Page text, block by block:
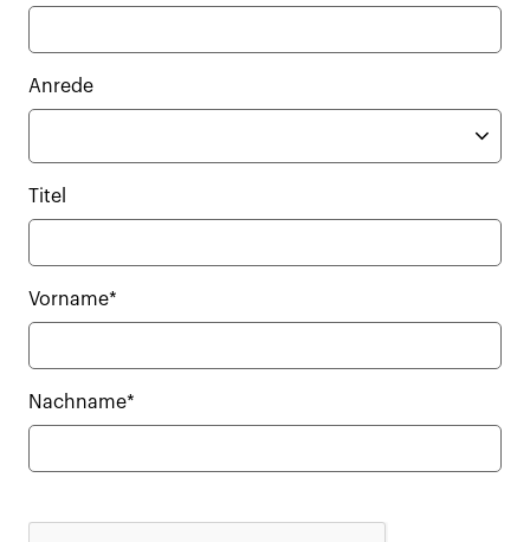
Anrede
Titel
Vorname*
Nachname*